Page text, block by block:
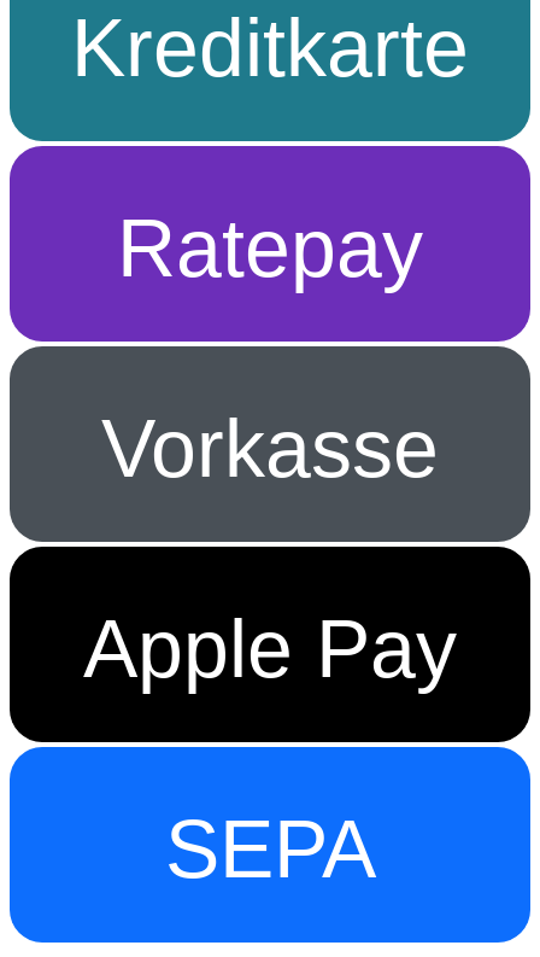
Kreditkarte
Ratepay
Vorkasse
Apple Pay
SEPA